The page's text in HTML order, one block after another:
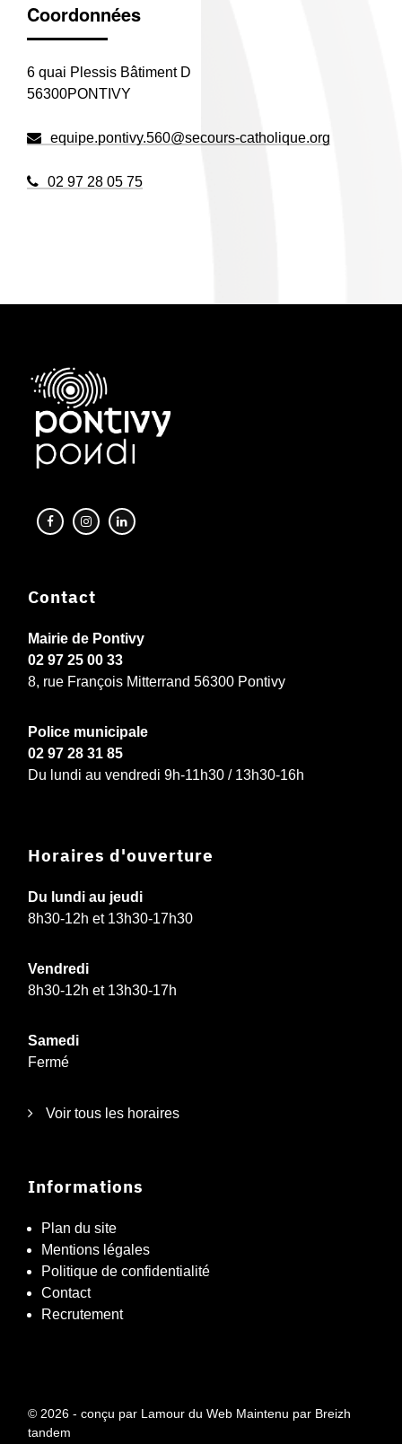
Coordonnées
6 quai Plessis Bâtiment D
56300PONTIVY
equipe.pontivy.560@secours-catholique.org
02 97 28 05 75
Contact
Mairie de Pontivy
02 97 25 00 33
8, rue François Mitterrand 56300 Pontivy
Police municipale
02 97 28 31 85
Du lundi au vendredi 9h-11h30 / 13h30-16h
Horaires d'ouverture
Du lundi au jeudi
8h30-12h et 13h30-17h30
Vendredi
8h30-12h et 13h30-17h
Samedi
Fermé
Voir tous les horaires
Informations
Plan du site
Mentions légales
Politique de confidentialité
Contact
Recrutement
© 2026 - conçu par Lamour du Web Maintenu par Breizh
tandem